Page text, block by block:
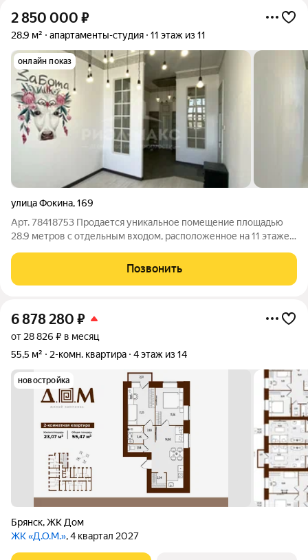
2 850 000 ₽
28,9 м² апартаменты-студия 11 этаж из 11
онлайн показ
улица Фокина,169
Арт. 78418753 Продается уникальное помещение площадью
28.9 метров с отдельным входом, расположенное на 11 этаже
вариант для создания современных апартаментов под сдачу
или офисного пространства. В
Позвонить
6 878 280 ₽
от 28 826 ₽ в месяц
55,5 м²
2-комн. квартира 4 этаж из 14
новостройка
Брянск,ЖК Дом
ЖК «Д.О.М.», 4 квартал 2027